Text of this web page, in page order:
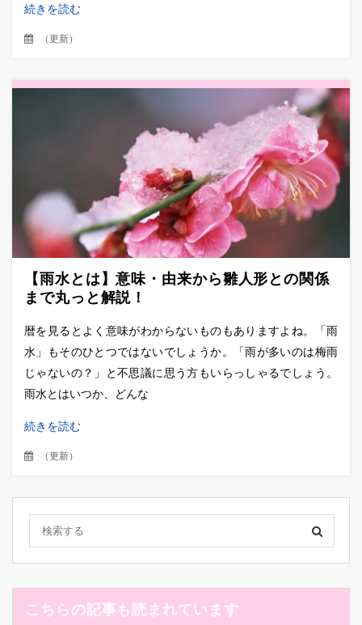
続きを読む
（更新）
【雨水とは】意味・由来から雛人形との関係
まで丸っと解説！
暦を見るとよく意味がわからないものもありますよね。「雨
水」もそのひとつではないでしょうか。「雨が多いのは梅雨
じゃないの？」と不思議に思う方もいらっしゃるでしょう。
雨水とはいつか、どんな
続きを読む
（更新）
こちらの記事も読まれています